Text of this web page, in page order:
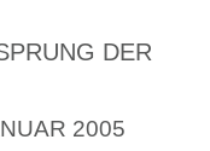
DER
2005